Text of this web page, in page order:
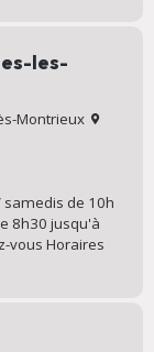
les-
Montrieux
de 10h
8h30 jusqu'à
vous Horaires